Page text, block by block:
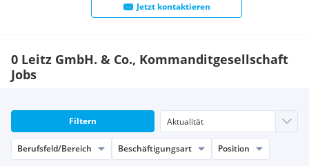
Jetzt kontaktieren
0 Leitz GmbH. & Co., Kommanditgesellschaft
Jobs
Filtern
Berufsfeld/Bereich Beschäftigungsart Position